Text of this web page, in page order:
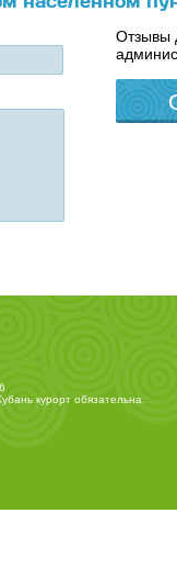
Отзывы
курортобязательна.